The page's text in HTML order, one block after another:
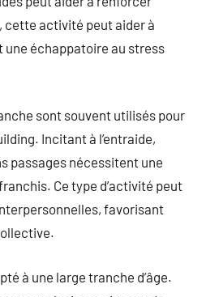
cette activité peut aider à
échappatoire au stress
sont souvent utilisés pour
Incitant à l’entraide,
passages nécessitent une
Ce type d’activité peut
favorisant
à une large tranche d’âge.